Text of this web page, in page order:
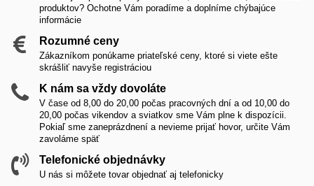
produktov? Ochotne Vám poradíme a doplníme chýbajúce
informácie
Rozumné ceny
Zákazníkom ponúkame priateľské ceny, ktoré si viete ešte
skrášliť navyše registráciou
K nám sa vždy dovoláte
V čase od 8,00 do 20,00 počas pracovných dní a od 10,00 do
20,00 počas vikendov a sviatkov sme Vám plne k dispozícii.
Pokiaľ sme zaneprázdnení a nevieme prijať hovor, určite Vám
zavoláme späť
Telefonické objednávky
U nás si môžete tovar objednať aj telefonicky